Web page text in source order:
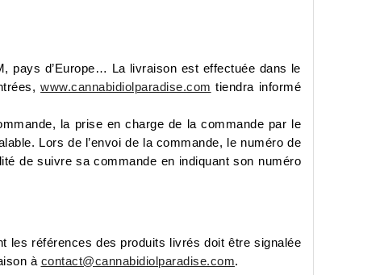
pays d’Europe… La livraison est effectuée dans le
www.cannabidiolparadise.com tiendra informé
la prise en charge de la commande par le
Lors de l’envoi de la commande, le numéro de
de suivre sa commande en indiquant son numéro
les références des produits livrés doit être signalée
à contact@cannabidiolparadise.com.